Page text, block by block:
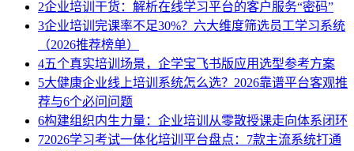
2企业培训干货：解析在线学习平台的客户服务“密码”
3企业培训完课率不足30%？六大维度筛选员工学习系统
（2026推荐榜单）
4五个真实培训场景，企学宝飞书版应用选型参考方案
5大健康企业线上培训系统怎么选？2026靠谱平台客观推
荐与6个必问问题
6构建组织内生力量：企业培训从零散授课走向体系闭环
72026学习考试一体化培训平台盘点：7款主流系统打通